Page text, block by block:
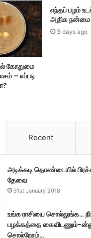
கோதுமை
– எப்படி
எந்தப் பழம்
அதிக நன்மை
3 days ago
Recent
அடிக்கடி தொண்டையில்
தேவை
31st January 2018
உங்க ராசியை சொல்லுங்க…
பழக்கத்தை கைவிடணும்-
சொல்றோம்…